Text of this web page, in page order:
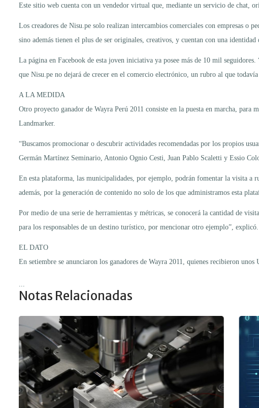
Este sitio web cuenta con un vendedor virtual que, mediante un servicio de chat,
Los creadores de Nisu.pe solo realizan intercambios comerciales con empresas o
sino además tienen el plus de ser originales, creativos, y cuentan con una
La página en Facebook de esta joven iniciativa ya posee más de 10 mil
que Nisu.pe no dejará de crecer en el comercio electrónico, un rubro al que
A LA MEDIDA
Otro proyecto ganador de Wayra Perú 2011 consiste en la puesta en marcha,
Landmarker.
“Buscamos promocionar o descubrir actividades recomendadas por los propios
Germán Martínez Seminario, Antonio Ognio Cesti, Juan Pablo Scaletti y Essio
En esta plataforma, las municipalidades, por ejemplo, podrán fomentar la visita a
además, por la generación de contenido no solo de los que administramos esta
Por medio de una serie de herramientas y métricas, se conocerá la cantidad de
para los responsables de un destino turístico, por mencionar otro ejemplo”, explicó.
EL DATO
En setiembre se anunciaron los ganadores de Wayra 2011, quienes recibieron
...
Notas Relacionadas